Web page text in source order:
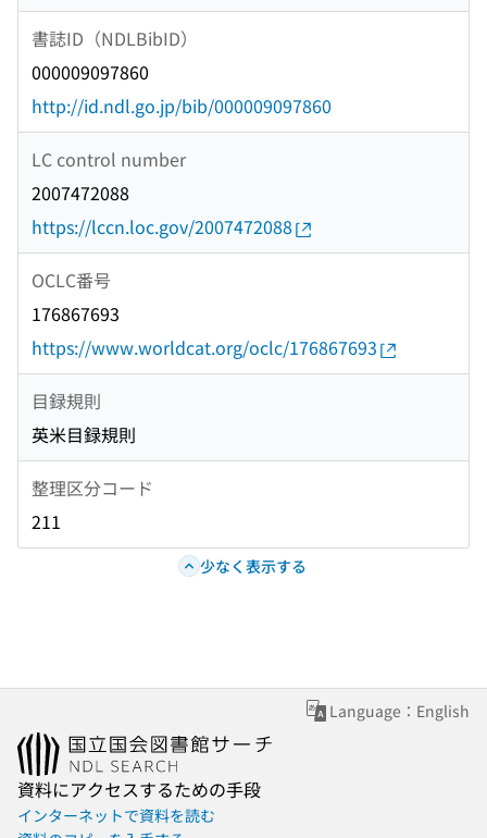
書誌ID（NDLBibID）
000009097860
http://id.ndl.go.jp/bib/000009097860
LC control number
2007472088
https://lccn.loc.gov/2007472088
OCLC番号
176867693
https://www.worldcat.org/oclc/176867693
目録規則
英米目録規則
整理区分コード
211
少なく表示する
Language：English
資料にアクセスするための手段
インターネットで資料を読む